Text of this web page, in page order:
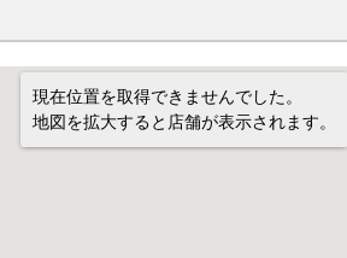
現在位置を取得できませんでした。
地図を拡大すると店舗が表示されます。